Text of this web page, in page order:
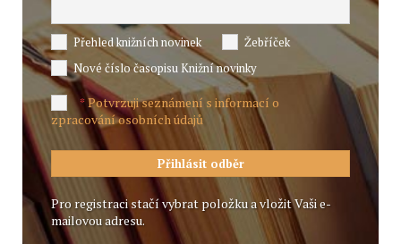
Přehled knižních novinek
Žebříček
Nové číslo časopisu Knižní novinky
*Potvrzuji seznámení s informací o
zpracování osobních údajů
Pro registraci stačí vybrat položku a vložit Vaši e-
mailovou adresu.